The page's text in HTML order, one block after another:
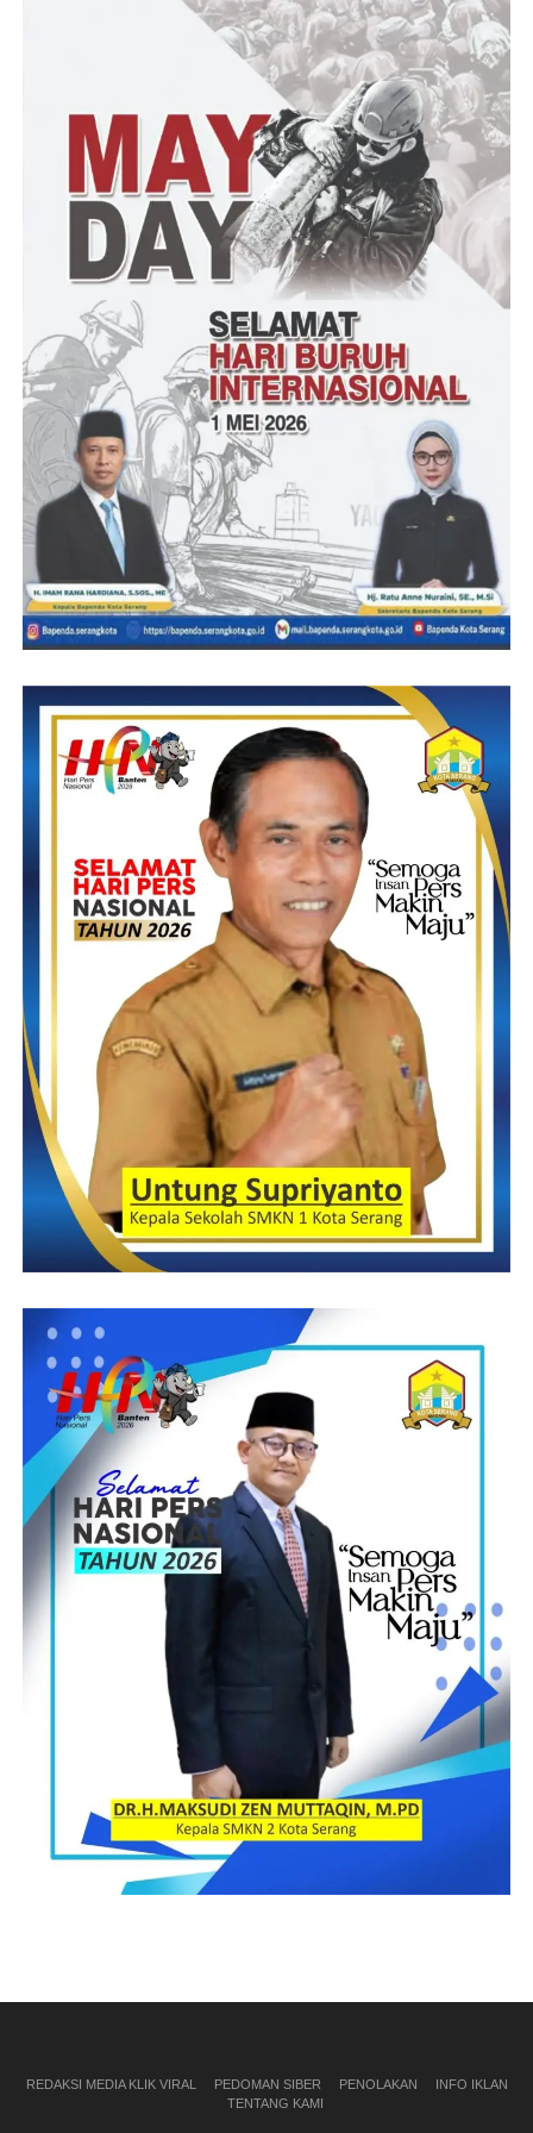
A.Rahidi Ketua tim Kuasa Hukum Ahli waris ibu Keswi Alm.
pada saat memimpin langsung kegiatan pemasangan plang
dilokasi yang terletak didesa Malimping Selatan kecamatan
Malimping kabupaten Lebak provinsi Banten, mengatakan
kepada awak media, “Dilakukanya pemasangan plang tersebut
berdasarkan surat kuasa dan SHM No. 01142 C. desa No.941
P.105 D.11, yang sampai saat ini lahan tanah seluas -+ 4.368 m”
( Empat ribu tiga ratus enam puluh delapan meter persegi )
Tersebut Belum pernah dijual belikan kepada pihak lain”,
Adanya pihak lain yang mengklaim lahan tanah tersebut yang
diduga adanya persekongkolan dari pihak oknum yang tidak
bertanggung jawab yang berusaha mengalihkan hak klien kami
tanpa ada dasar peralihan yang jelas secara hukum yang
Masih dari tim Basuki Law Firm “Asep Setiawan Als. Gamer
Dan E. Djayadi” juga menyampaikan senada ke awak media,
Tim nya akan terus melakukan pengawasan dan pendampingan
hukum kepada klienya hingga perkaranya dinyatakan selesai
baik dengan mediasi secara persuasif maupun secara hukum
yang berlaku.
Kami juga Tim BASUKI LAW FIRM mengucapkan banyak-
banyak terimakasih kepada rekan rekan BPPKB dan PEMUDA
PANCASILA yang telah hadir ikut serta membantu dan
mengawal pemasangan plang tersebut hingga selesai. Semoga
kerjasama ini tetap terjalin dengan tetap selalu mengedepankan
Norma -Norma hukum yang berlaku”, Pungkasnya”‘
Rudi – Doni W
Post Views:
REDAKSI MEDIA KLIK VIRAL PEDOMAN SIBER PENOLAKAN
INFO IKLAN
TENTANG KAMI